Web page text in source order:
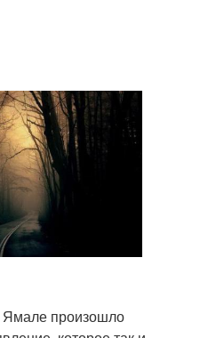
Ямале произошло